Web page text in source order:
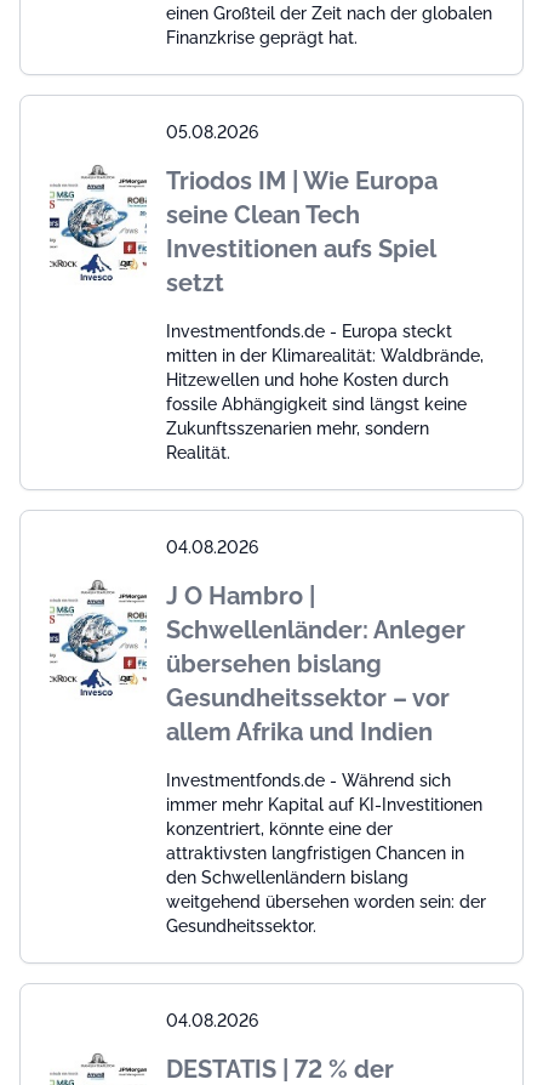
einen Großteil der Zeit nach der globalen
Finanzkrise geprägt hat.
05.08.2026
Triodos IM | Wie Europa
seine Clean Tech
Investitionen aufs Spiel
setzt
Investmentfonds.de - Europa steckt
mitten in der Klimarealität: Waldbrände,
Hitzewellen und hohe Kosten durch
fossile Abhängigkeit sind längst keine
Zukunftsszenarien mehr, sondern
Realität.
04.08.2026
J O Hambro |
Schwellenländer: Anleger
übersehen bislang
Gesundheitssektor – vor
allem Afrika und Indien
Investmentfonds.de - Während sich
immer mehr Kapital auf KI-Investitionen
konzentriert, könnte eine der
attraktivsten langfristigen Chancen in
den Schwellenländern bislang
weitgehend übersehen worden sein: der
Gesundheitssektor.
04.08.2026
DESTATIS | 72 % der